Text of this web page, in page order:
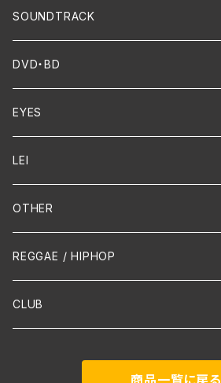
Dixie / New Orleans
FUNK
Flute
Violin
Cello
Guitar / Ukulele
Mandolin
声楽
吹奏楽
SOUNDTRACK
DVD・BD
EYES
LEI
OTHER
REGGAE / HIPHOP
CLUB
商品一覧に戻る